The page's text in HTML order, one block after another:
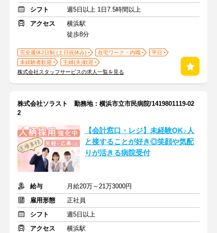
シフト
週5日以上 1日7.5時間以上
アクセス
横浜駅
徒歩8分
完全週休2日制 (土日祝休み) 在宅ワーク・内職
平日
未経験者歓迎
主婦(夫)歓迎
株式会社スタッフサービスの求人一覧を見る
株式会社ソラスト 勤務地：横浜市立市民病院/1419801119-02
2
【会計窓口・レジ】未経験OK♪人
と接することが好き◎笑顔や気配
りが活きる病院受付
給与
月給20万～21万3000円
雇用形態
正社員
シフト
週5日以上
アクセス
横浜駅